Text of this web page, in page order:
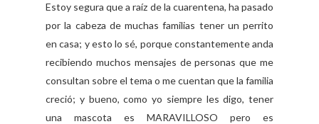
Estoy segura que a raíz de la cuarentena, ha pasado
por la cabeza de muchas familias tener un perrito
en casa; y esto lo sé, porque constantemente anda
recibiendo muchos mensajes de personas que me
consultan sobre el tema o me cuentan que la familia
creció; y bueno, como yo siempre les digo, tener
una mascota es MARAVILLOSO pero es